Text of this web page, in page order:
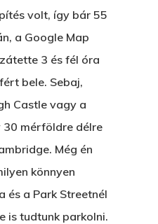
volt, így bár 55
a Google Map
3 és fél óra
bele. Sebaj,
Castle vagy a
30 mérföldre délre
Még én
könnyen
és a Park Streetnél
is tudtunk parkolni.
Betli
VOLT EGYSZER EGY
ÁRULÓ!
AZ IGAZI AJÁNDÉK
Párizs És Újra MI
T:+216 (0)40 3629
E: